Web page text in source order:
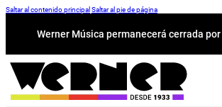
Saltar al contenido principal Saltar al pie de página
Werner Música permanecerá cerrada